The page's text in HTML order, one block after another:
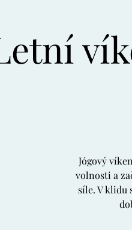
Jógový
volnosti a
síle. V klidu